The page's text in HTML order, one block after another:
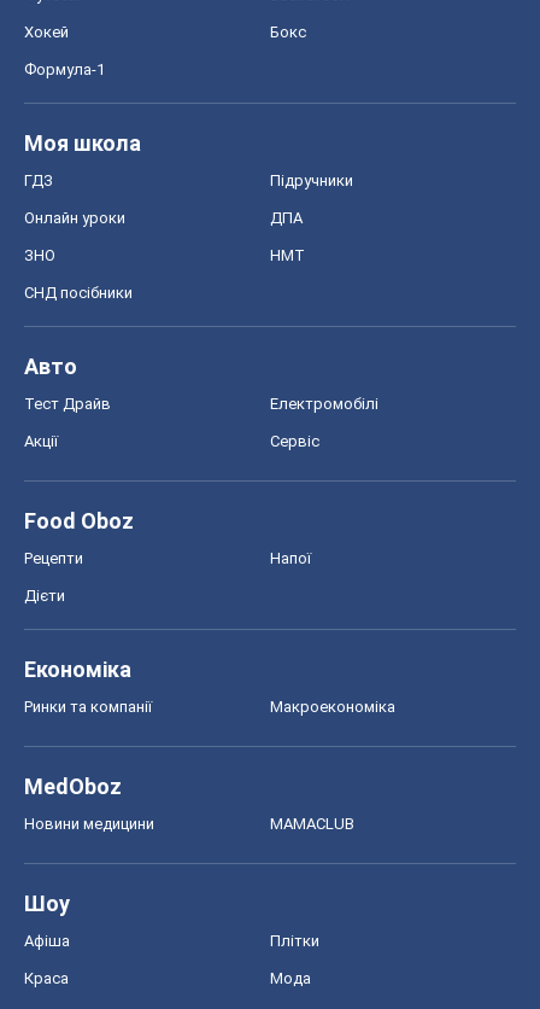
Хокей Бокс
Формула-1
Моя школа
ГДЗ Підручники
Онлайн уроки ДПА
ЗНО НМТ
СНД посібники
Авто
Тест Драйв Електромобілі
Акції Сервіс
Food Oboz
Рецепти Напої
Дієти
Економіка
Ринки та компанії Макроекономіка
MedOboz
Новини медицини MAMACLUB
Шоу
Афіша Плітки
Краса Мода